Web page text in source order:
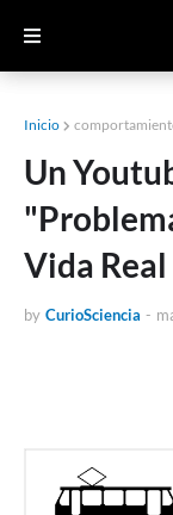
Inicio
Un
Vida Real
by CurioSciencia -